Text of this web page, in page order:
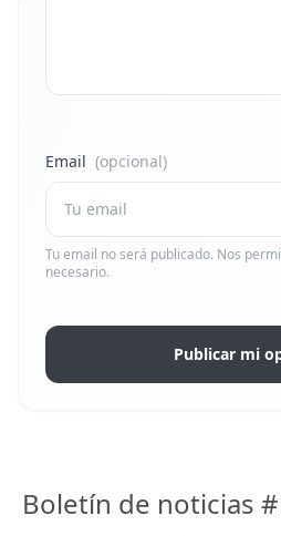
Email (opcional)
Tu email no será publicado. Nos
necesario.
Publicar mi
Boletín de noticias